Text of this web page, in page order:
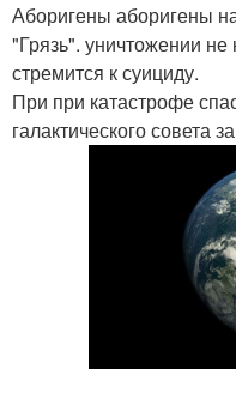
Аборигены аборигены
"Грязь". уничтожении не
стремится к суициду.
При при катастрофе
галактического совета